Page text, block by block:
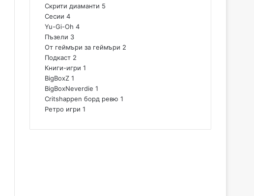
Скрити диаманти 5
Сесии 4
Yu-Gi-Oh 4
Пъзели 3
От геймъри за геймъри 2
Подкаст 2
Книги-игри 1
BigBoxZ 1
BigBoxNeverdie 1
Critshappen борд ревю 1
Ретро игри 1